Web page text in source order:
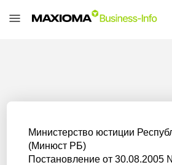
Министерство юстиции
(Минюст РБ)
Постановление от 30.08.2005